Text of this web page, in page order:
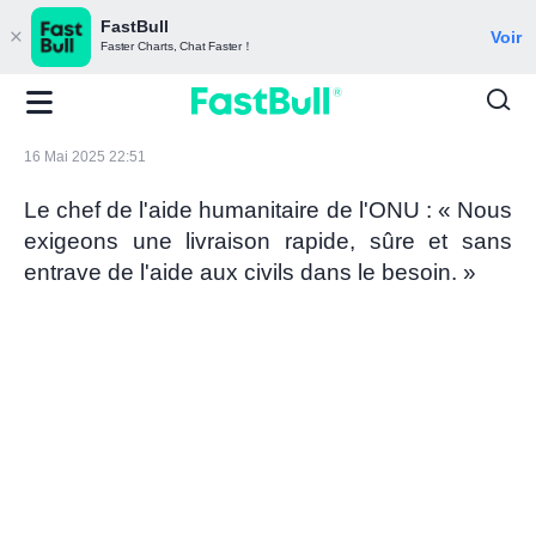
FastBull
Faster Charts, Chat Faster！ Voir
16 Mai 2025 22:51
Le chef de l'aide humanitaire de l'ONU : « Nous
exigeons une livraison rapide, sûre et sans
entrave de l'aide aux civils dans le besoin. »